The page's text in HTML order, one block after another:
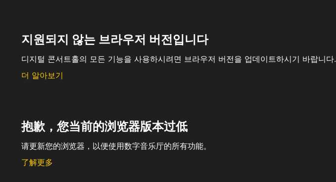
지원되지 않는 브라우저 버전입니다
디지털 콘서트홀의 모든 기능을 사용하시려면 브라우저 버전을 업데이트하시기 바랍니다.
더 알아보기
抱歉，您当前的浏览器版本过低
请更新您的浏览器，以便使用数字音乐厅的所有功能。
了解更多